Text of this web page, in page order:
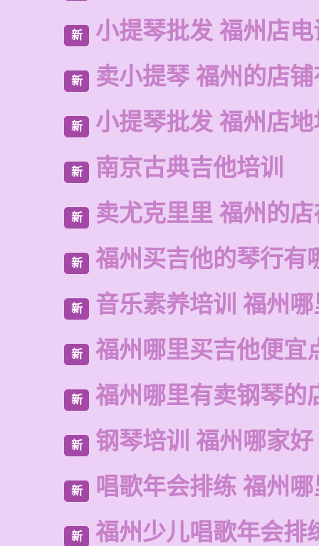
新 小提琴批发 福州店电
新 卖小提琴 福州的店
新 小提琴批发 福州店
新 南京古典吉他培训
新 卖尤克里里 福州的
新 福州买吉他的琴行有
新 音乐素养培训 福州
新 福州哪里买吉他便宜
新 福州哪里有卖钢琴的
新 钢琴培训 福州哪家好
新 唱歌年会排练 福州
新 福州少儿唱歌年会排